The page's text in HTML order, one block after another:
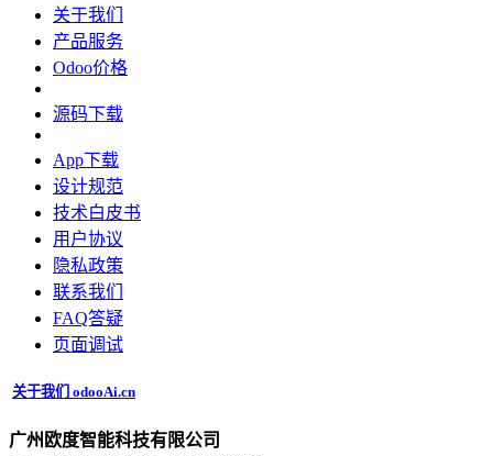
关于我们
产品服务
Odoo价格
源码下载
App下载
设计规范
技术白皮书
用户协议
‎隐私政策‎
联系我们
FAQ答疑
页面调试
关于我们 odooAi.cn
广州欧度智能科技有限公司